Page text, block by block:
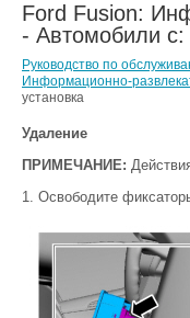
Ford Fusion:
- Автомобили
Руководство по
Информационно-
установка
Удаление
ПРИМЕЧАНИЕ:
Освободите